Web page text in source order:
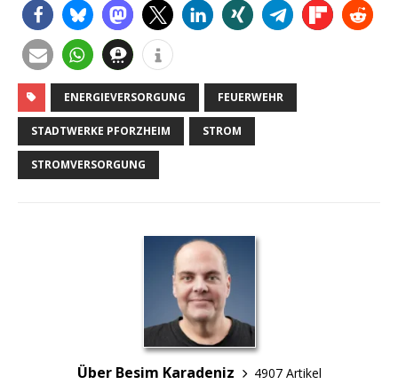
ENERGIEVERSORGUNG FEUERWEHR
STADTWERKE PFORZHEIM STROM
STROMVERSORGUNG
Über Besim Karadeniz
4907 Artikel